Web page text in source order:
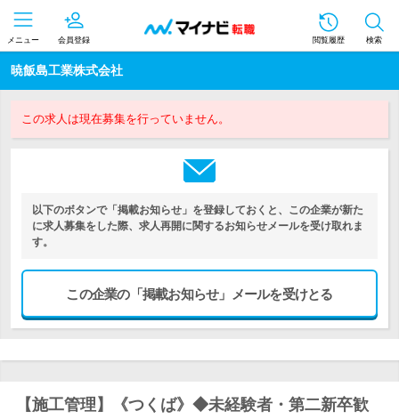
メニュー 会員登録 閲覧履歴 検索
暁飯島工業株式会社
この求人は現在募集を行っていません。
以下のボタンで「掲載お知らせ」を登録しておくと、この企業が新た
に求人募集をした際、求人再開に関するお知らせメールを受け取れま
す。
この企業の「掲載お知らせ」メールを受けとる
【施工管理】《つくば》◆未経験者・第二新卒歓